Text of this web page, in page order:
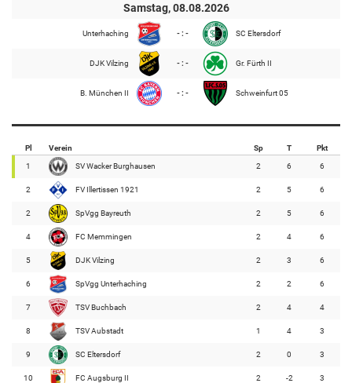
Samstag, 08.08.2026
Unterhaching - : - SC Eltersdorf
DJK Vilzing - : - Gr. Fürth II
B. München II - : - Schweinfurt 05
Pl Verein Sp T Pkt
1 SV Wacker Burghausen 2 6 6
2 FV Illertissen 1921 2 5 6
2 SpVgg Bayreuth 2 5 6
4 FC Memmingen 2 4 6
5 DJK Vilzing 2 3 6
6 SpVgg Unterhaching 2 2 6
7 TSV Buchbach 2 4 4
8 TSV Aubstadt 1 4 3
9 SC Eltersdorf 2 0 3
10 FC Augsburg II 2 -2 3